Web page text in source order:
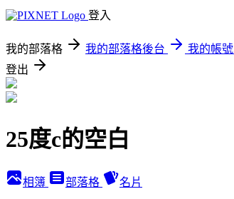
登入
我的部落格 我的部落格後台
我的帳號
登出
25度c的空白
相簿 部落格 名片